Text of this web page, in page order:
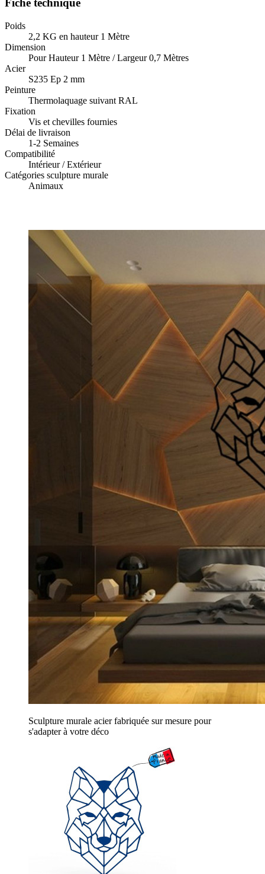
Fiche technique
Poids
2,2 KG en hauteur 1 Mètre
Dimension
Pour Hauteur 1 Mètre / Largeur 0,7 Mètres
Acier
S235 Ep 2 mm
Peinture
Thermolaquage suivant RAL
Fixation
Vis et chevilles fournies
Délai de livraison
1-2 Semaines
Compatibilité
Intérieur / Extérieur
Catégories sculpture murale
Animaux
Sculpture murale acier fabriquée sur mesure pour
s'adapter à votre déco